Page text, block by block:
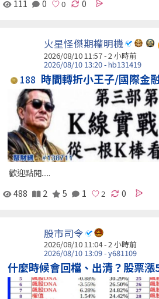
111 0 0
火星怪傑期權明機
2026/08/10 11:57 -2 小時前
2026/08/10 13:20 - hb131419
188 時間轉折小王子/國際金
歡迎點閱.....
488
2 5 1 0
股市司令
2026/08/10 11:04 -2 小時前
2026/08/10 13:09 - y681109
什麼時候會回檔、出清？股票